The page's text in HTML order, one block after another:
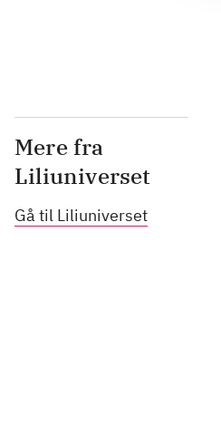
Mere fra
Liliuniverset
Gå til Liliuniverset